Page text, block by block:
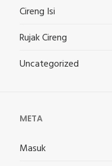
Cireng Isi
Rujak Cireng
Uncategorized
META
Masuk